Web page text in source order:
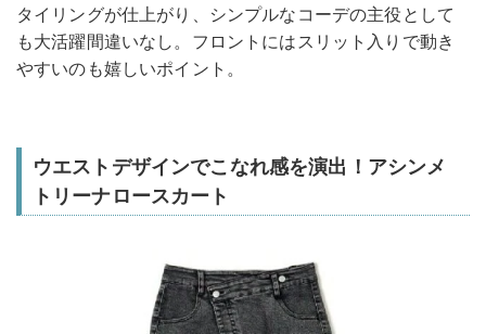
タイリングが仕上がり、シンプルなコーデの主役として
も大活躍間違いなし。フロントにはスリット入りで動き
やすいのも嬉しいポイント。
ウエストデザインでこなれ感を演出！アシンメ
トリーナロースカート